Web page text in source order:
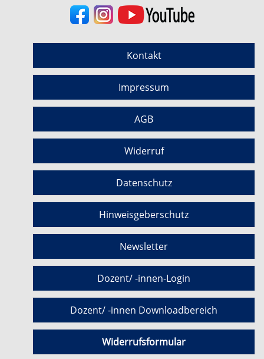
Kontakt
Impressum
AGB
Widerruf
Datenschutz
Hinweisgeberschutz
Newsletter
Dozent/ -innen-Login
Dozent/ -innen Downloadbereich
Widerrufsformular